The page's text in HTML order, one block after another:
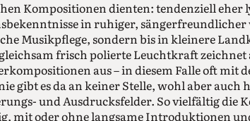
Kompositionen dienten: tendenziell eher
in ruhiger,
Musikpflege, sondern bis in kleinere
frisch polierte Leuchtkraft zeichnet
aus – in diesem Falle oft
gibt es da an keiner Stelle, wohl aber auch
und Ausdrucksfelder. So vielfältig die
mit oder ohne langsame Introduktionen